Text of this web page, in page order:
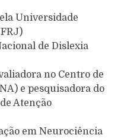
Universidade
de Dislexia
no Centro de
e pesquisadora do
Atenção
em Neurociência